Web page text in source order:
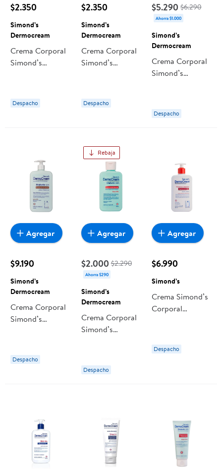
$2.350
Simond’s
Dermocream
Crema Corporal
Simond’s
Q10 Protein
Reafirmante
Despacho
$2.350
Simond’s
Dermocream
Crema Corporal
Simond’s
Urea 10%
Hidratacion Piel
Despacho
$5.290 $6.290
Ahorra $1.000
Simond’s
Dermocream
Crema Corporal
Simond’s
Diabetic Skin
Reparacion
Despacho
$9.190
Simond’s
Dermocream
Crema Corporal
Simond’s
Reparacion
Profunda Urea
Despacho
Agregar
Rebaja
$2.000 $2.290
Ahorra $290
Simond’s
Dermocream
Crema Corporal
Simond’s
Reparacion
Profunda Urea
Despacho
Agregar
$6.990
Simond’s
Crema Simond’s
Corporal
Despacho
Agregar